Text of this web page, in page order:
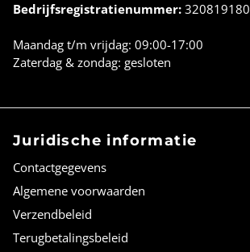
Bedrijfsregistratienummer: 320819180
Maandag t/m vrijdag: 09:00-17:00
Zaterdag & zondag: gesloten
Juridische informatie
Contactgegevens
Algemene voorwaarden
Verzendbeleid
Terugbetalingsbeleid